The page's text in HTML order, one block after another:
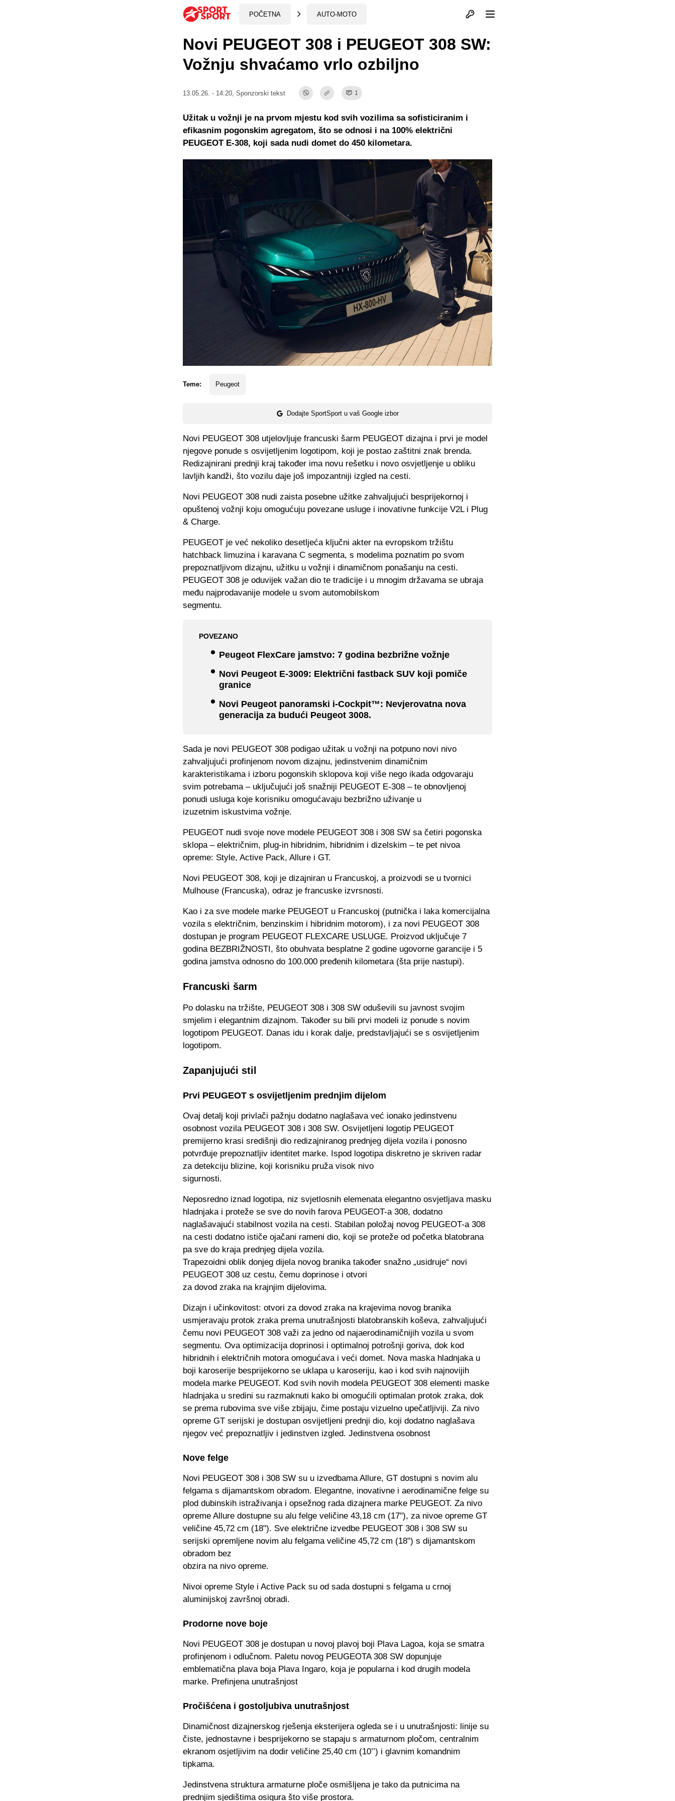
POČETNA AUTO-MOTO Otvori profil
Novi PEUGEOT 308 i PEUGEOT 308 SW:
Vožnju shvaćamo vrlo ozbiljno
13.05.26. - 14:20, Sponzorski tekst 1
Teme: Peugeot
Dodajte SportSport u vaš Google izbor
Užitak u vožnji je na prvom mjestu kod svih vozilima sa sofisticiranim i
efikasnim pogonskim agregatom, što se odnosi i na 100% električni
PEUGEOT E-308, koji sada nudi domet do 450 kilometara.
Novi PEUGEOT 308 utjelovljuje francuski šarm PEUGEOT dizajna i prvi je model
njegove ponude s osvijetljenim logotipom, koji je postao zaštitni znak brenda.
Redizajnirani prednji kraj također ima novu rešetku i novo osvjetljenje u obliku
lavljih kandži, što vozilu daje još impozantniji izgled na cesti.
Novi PEUGEOT 308 nudi zaista posebne užitke zahvaljujući besprijekornoj i
opuštenoj vožnji koju omogućuju povezane usluge i inovativne funkcije V2L i Plug
& Charge.
PEUGEOT je već nekoliko desetljeća ključni akter na evropskom tržištu
hatchback limuzina i karavana C segmenta, s modelima poznatim po svom
prepoznatljivom dizajnu, užitku u vožnji i dinamičnom ponašanju na cesti.
PEUGEOT 308 je oduvijek važan dio te tradicije i u mnogim državama se ubraja
među najprodavanije modele u svom automobilskom
segmentu.
POVEZANO
Peugeot FlexCare jamstvo: 7 godina bezbrižne vožnje
Novi Peugeot E-3009: Električni fastback SUV koji pomiče
granice
Novi Peugeot panoramski i-Cockpit™: Nevjerovatna nova
generacija za budući Peugeot 3008.
Sada je novi PEUGEOT 308 podigao užitak u vožnji na potpuno novi nivo
zahvaljujući profinjenom novom dizajnu, jedinstvenim dinamičnim
karakteristikama i izboru pogonskih sklopova koji više nego ikada odgovaraju
svim potrebama – uključujući još snažniji PEUGEOT E-308 – te obnovljenoj
ponudi usluga koje korisniku omogućavaju bezbrižno uživanje u
izuzetnim iskustvima vožnje.
PEUGEOT nudi svoje nove modele PEUGEOT 308 i 308 SW sa četiri pogonska
sklopa – električnim, plug-in hibridnim, hibridnim i dizelskim – te pet nivoa
opreme: Style, Active Pack, Allure i GT.
Novi PEUGEOT 308, koji je dizajniran u Francuskoj, a proizvodi se u tvornici
Mulhouse (Francuska), odraz je francuske izvrsnosti.
Kao i za sve modele marke PEUGEOT u Francuskoj (putnička i laka komercijalna
vozila s električnim, benzinskim i hibridnim motorom), i za novi PEUGEOT 308
dostupan je program PEUGEOT FLEXCARE USLUGE. Proizvod uključuje 7
godina BEZBRIŽNOSTI, što obuhvata besplatne 2 godine ugovorne garancije i 5
godina jamstva odnosno do 100.000 pređenih kilometara (šta prije nastupi).
Francuski šarm
Po dolasku na tržište, PEUGEOT 308 i 308 SW oduševili su javnost svojim
smjelim i elegantnim dizajnom. Također su bili prvi modeli iz ponude s novim
logotipom PEUGEOT. Danas idu i korak dalje, predstavljajući se s osvijetljenim
logotipom.
Zapanjujući stil
Prvi PEUGEOT s osvijetljenim prednjim dijelom
Ovaj detalj koji privlači pažnju dodatno naglašava već ionako jedinstvenu
osobnost vozila PEUGEOT 308 i 308 SW. Osvijetljeni logotip PEUGEOT
premijerno krasi središnji dio redizajniranog prednjeg dijela vozila i ponosno
potvrđuje prepoznatljiv identitet marke. Ispod logotipa diskretno je skriven radar
za detekciju blizine, koji korisniku pruža visok nivo
sigurnosti.
Neposredno iznad logotipa, niz svjetlosnih elemenata elegantno osvjetljava masku
hladnjaka i proteže se sve do novih farova PEUGEOT-a 308, dodatno
naglašavajući stabilnost vozila na cesti. Stabilan položaj novog PEUGEOT-a 308
na cesti dodatno ističe ojačani rameni dio, koji se proteže od početka blatobrana
pa sve do kraja prednjeg dijela vozila.
Trapezoidni oblik donjeg dijela novog branika također snažno „usidruje“ novi
PEUGEOT 308 uz cestu, čemu doprinose i otvori
za dovod zraka na krajnjim dijelovima.
Dizajn i učinkovitost: otvori za dovod zraka na krajevima novog branika
usmjeravaju protok zraka prema unutrašnjosti blatobranskih koševa, zahvaljujući
čemu novi PEUGEOT 308 važi za jedno od najaerodinamičnijih vozila u svom
segmentu. Ova optimizacija doprinosi i optimalnoj potrošnji goriva, dok kod
hibridnih i električnih motora omogućava i veći domet. Nova maska hladnjaka u
boji karoserije besprijekorno se uklapa u karoseriju, kao i kod svih najnovijih
modela marke PEUGEOT. Kod svih novih modela PEUGEOT 308 elementi maske
hladnjaka u sredini su razmaknuti kako bi omogućili optimalan protok zraka, dok
se prema rubovima sve više zbijaju, čime postaju vizuelno upečatljiviji. Za nivo
opreme GT serijski je dostupan osvijetljeni prednji dio, koji dodatno naglašava
njegov već prepoznatljiv i jedinstven izgled. Jedinstvena osobnost
Nove felge
Novi PEUGEOT 308 i 308 SW su u izvedbama Allure, GT dostupni s novim alu
felgama s dijamantskom obradom. Elegantne, inovativne i aerodinamične felge su
plod dubinskih istraživanja i opsežnog rada dizajnera marke PEUGEOT. Za nivo
opreme Allure dostupne su alu felge veličine 43,18 cm (17"), za nivoe opreme GT
veličine 45,72 cm (18"). Sve električne izvedbe PEUGEOT 308 i 308 SW su
serijski opremljene novim alu felgama veličine 45,72 cm (18") s dijamantskom
obradom bez
obzira na nivo opreme.
Nivoi opreme Style i Active Pack su od sada dostupni s felgama u crnoj
aluminijskoj završnoj obradi.
Prodorne nove boje
Novi PEUGEOT 308 je dostupan u novoj plavoj boji Plava Lagoa, koja se smatra
profinjenom i odlučnom. Paletu novog PEUGEOTA 308 SW dopunjuje
emblematična plava boja Plava Ingaro, koja je popularna i kod drugih modela
marke. Prefinjena unutrašnjost
Pročišćena i gostoljubiva unutrašnjost
Dinamičnost dizajnerskog rješenja eksterijera ogleda se i u unutrašnjosti: linije su
čiste, jednostavne i besprijekorno se stapaju s armaturnom pločom, centralnim
ekranom osjetljivim na dodir veličine 25,40 cm (10’’) i glavnim komandnim
tipkama.
Jedinstvena struktura armaturne ploče osmišljena je tako da putnicima na
prednjim sjedištima osigura što više prostora.